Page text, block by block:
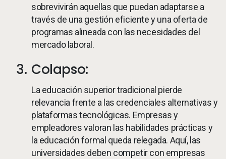
sobrevivirán aquellas que puedan adaptarse a
través de una gestión eficiente y una oferta de
programas alineada con las necesidades del
mercado laboral.
Colapso:
La educación superior tradicional pierde
relevancia frente a las credenciales alternativas y
plataformas tecnológicas. Empresas y
empleadores valoran las habilidades prácticas y
la educación formal queda relegada. Aquí, las
universidades deben competir con empresas